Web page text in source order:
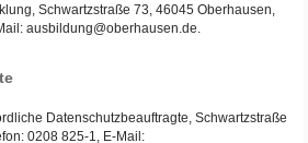
Schwartzstraße 73, 46045 Oberhausen,
ausbildung@oberhausen.de.
Datenschutzbeauftragte, Schwartzstraße
0208 825-1, E-Mail: